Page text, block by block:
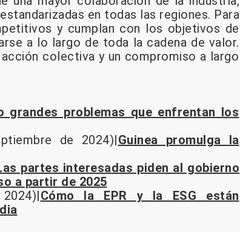
en todas las regiones. Para
y cumplan con los objetivos de
a lo largo de toda la cadena de valor.
colectiva y un compromiso a largo
grandes problemas que enfrentan los
de 2024)|Guinea promulga la
partes interesadas piden al gobierno
a partir de 2025
Cómo la EPR y la ESG están